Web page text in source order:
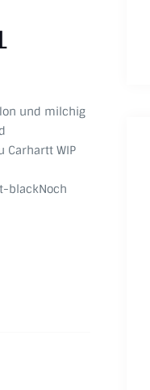
und milchig
Carhartt WIP
blackNoch